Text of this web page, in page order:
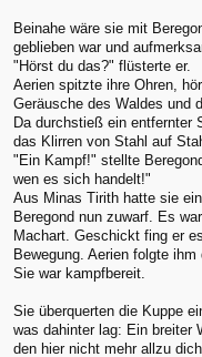
Beinahe wäre sie mit
geblieben war und
"Hörst du das?" flüsterte er.
Aerien spitzte ihre Ohren,
Geräusche des Waldes und
Da durchstieß ein entfernter
das Klirren von Stahl auf
"Ein Kampf!" stellte
wen es sich handelt!"
Aus Minas Tirith hatte sie
Beregond nun zuwarf. Es
Machart. Geschickt fing er
Bewegung. Aerien folgte
Sie war kampfbereit.
Sie überquerten die Kuppe
was dahinter lag: Ein breiter
den hier nicht mehr allzu